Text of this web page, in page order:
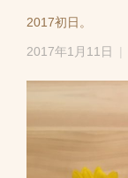
2017初日。
2017年1月11日